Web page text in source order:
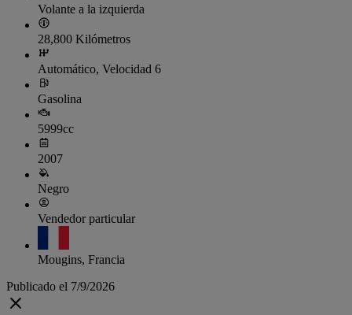
Volante a la izquierda
28,800 Kilómetros
Automático, Velocidad 6
Gasolina
5999cc
2007
Negro
Vendedor particular
Mougins, Francia
Publicado el 7/9/2026